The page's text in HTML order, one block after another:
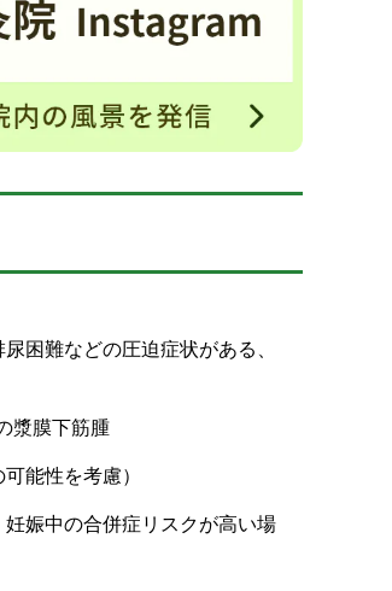
困難などの圧迫症状がある、
漿膜下筋腫
能性を考慮）
娠中の合併症リスクが高い場